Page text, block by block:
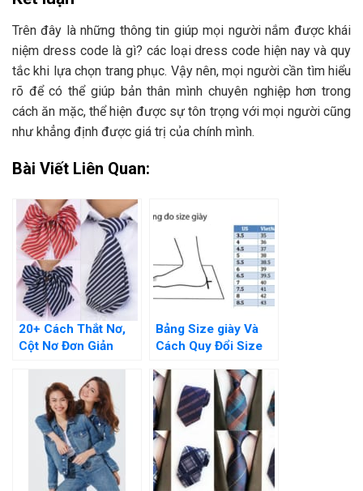
Trên đây là những thông tin giúp mọi người nắm được khái
niệm dress code là gì? các loại dress code hiện nay và quy
tắc khi lựa chọn trang phục. Vậy nên, mọi người cần tìm hiểu
rõ để có thể giúp bản thân mình chuyên nghiệp hơn trong
cách ăn mặc, thể hiện được sự tôn trọng với mọi người cũng
như khẳng định được giá trị của chính mình.
Bài Viết Liên Quan:
20+ Cách Thắt Nơ,
Cột Nơ Đơn Giản
Bảng Size giày Và
Cách Quy Đổi Size
100%”